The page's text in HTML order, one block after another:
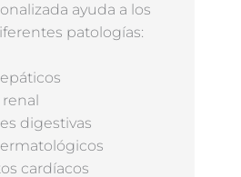
ayuda a los
patologías:
digestivas
cardíacos